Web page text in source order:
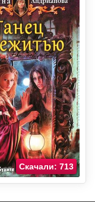
Скачали: 713